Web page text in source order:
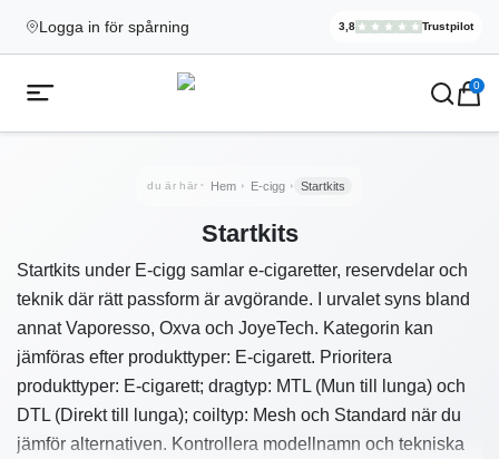
Logga in för spårning
Elekcig.se
3,8 Trustpilot
,3 071
Öppna mobilmeny
Ecigg → Köp e-cigarett och 0
du är här Hem E-cigg Startkits
Startkits
Startkits under E-cigg samlar e-cigaretter, reservdelar och
teknik där rätt passform är avgörande. I urvalet syns bland
annat Vaporesso, Oxva och JoyeTech. Kategorin kan
jämföras efter produkttyper: E-cigarett. Prioritera
produkttyper: E-cigarett; dragtyp: MTL (Mun till lunga) och
DTL (Direkt till lunga); coiltyp: Mesh och Standard när du
jämför alternativen. Kontrollera modellnamn och tekniska